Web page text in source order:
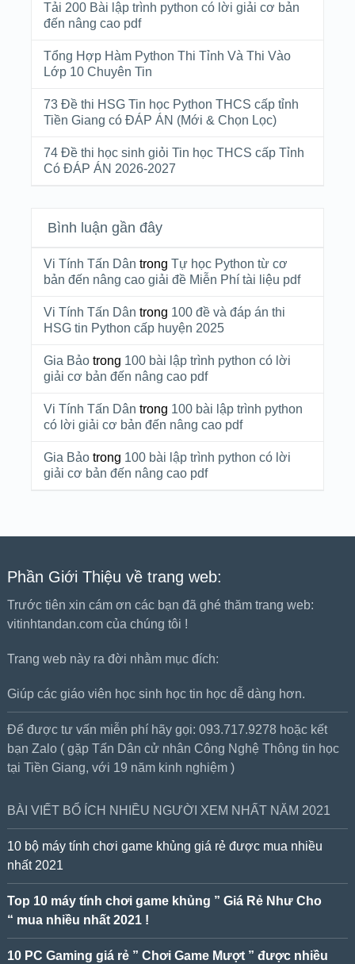
Tải 200 Bài lập trình python có lời giải cơ bản
đến nâng cao pdf
Tổng Hợp Hàm Python Thi Tỉnh Và Thi Vào
Lớp 10 Chuyên Tin
73 Đề thi HSG Tin học Python THCS cấp tỉnh
Tiền Giang có ĐÁP ÁN (Mới & Chọn Lọc)
74 Đề thi học sinh giỏi Tin học THCS cấp Tỉnh
Có ĐÁP ÁN 2026-2027
Bình luận gần đây
Vi Tính Tấn Dân trong Tự học Python từ cơ
bản đến nâng cao giải đề Miễn Phí tài liệu pdf
Vi Tính Tấn Dân trong 100 đề và đáp án thi
HSG tin Python cấp huyện 2025
Gia Bảotrong 100 bài lập trình python có lời
giải cơ bản đến nâng cao pdf
Vi Tính Tấn Dân trong 100 bài lập trình python
có lời giải cơ bản đến nâng cao pdf
Gia Bảotrong 100 bài lập trình python có lời
giải cơ bản đến nâng cao pdf
Phần Giới Thiệu về trang web:
Trước tiên xin cám ơn các bạn đã ghé thăm trang web:
vitinhtandan.com của chúng tôi !
Trang web này ra đời nhằm mục đích:
Giúp các giáo viên học sinh học tin học dễ dàng hơn.
Để được tư vấn miễn phí hãy gọi: 093.717.9278 hoặc kết
bạn Zalo ( gặp Tấn Dân cử nhân Công Nghệ Thông tin học
tại Tiền Giang, với 19 năm kinh nghiệm )
BÀI VIẾT BỔ ÍCH NHIỀU NGƯỜI XEM NHẤT NĂM 2021
10 bộ máy tính chơi game khủng giá rẻ được mua nhiều
nhất 2021
Top 10 máy tính chơi game khủng ” Giá Rẻ Như Cho
“ mua nhiều nhất 2021 !
10 PC Gaming giá rẻ ” Chơi Game Mượt ” được nhiều